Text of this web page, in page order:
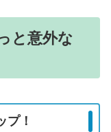
と意外な
プ！